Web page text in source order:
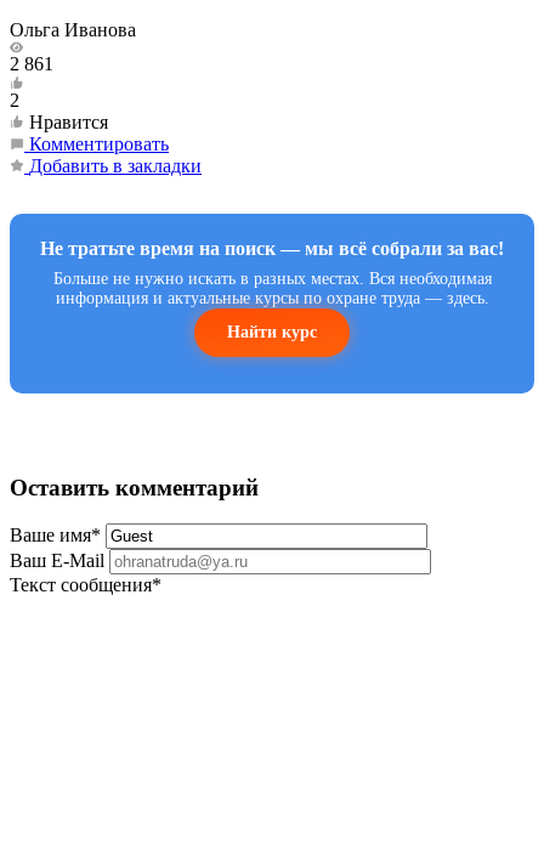
Ольга Иванова
2 861
2
Нравится
Комментировать
Добавить в закладки
Не тратьте время на поиск — мы всё собрали за вас!
Больше не нужно искать в разных местах. Вся необходимая
информация и актуальные курсы по охране труда — здесь.
Найти курс
Оставить комментарий
Ваше имя*
Ваш E-Mail
Текст сообщения*